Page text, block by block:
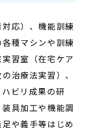
応）、機能訓練
種マシンや訓練
習室（在宅ケア
治療法実習）、
ビリ成果の研
具加工や機能調
や義手等はじめ